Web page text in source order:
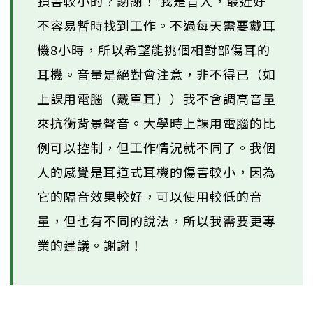
不容易暫時找到工作。不過每天需要戴耳
機8小時，所以希望能挑個相對部傷耳的
耳機。音量是絕對會注意，非不得已（如
上課用電腦（戴單耳））我不會調高音量
來抗衡背景聲音。大學時上課用電腦的比
例可以控制，但工作情況就不同了。我個
人的感覺是耳道式耳機的傷害較小，因為
它的隔音效果較好，可以使用較低的音
量，但也有不同的說法，所以我需要更專
業的建議。謝謝！